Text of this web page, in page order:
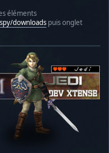
éléments
downloads puis onglet